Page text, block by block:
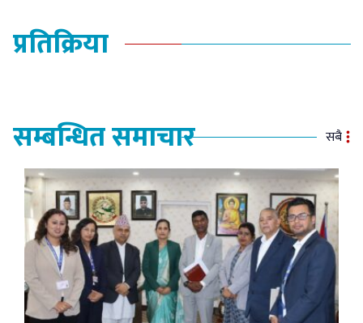
प्रतिक्रिया
सम्बन्धित समाचार सबै